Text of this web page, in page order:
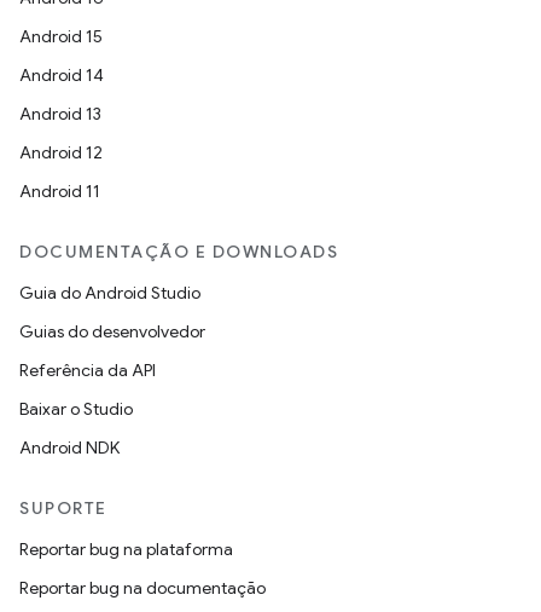
Android 15
Android 14
Android 13
Android 12
Android 11
DOCUMENTAÇÃO E DOWNLOADS
Guia do Android Studio
Guias do desenvolvedor
Referência da API
Baixar o Studio
Android NDK
SUPORTE
Reportar bug na plataforma
Reportar bug na documentação